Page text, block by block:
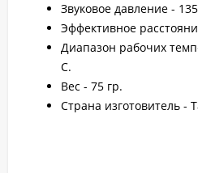
Звуковое давление -
Эффективное
Диапазон рабочих
С.
Вес - 75 гр.
Страна изготовитель -